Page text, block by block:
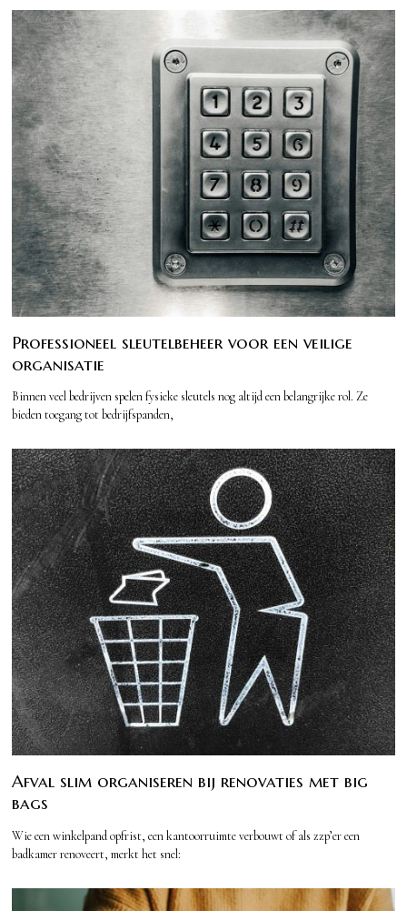
Professioneel sleutelbeheer voor een veilige
organisatie
Binnen veel bedrijven spelen fysieke sleutels nog altijd een belangrijke rol. Ze
bieden toegang tot bedrijfspanden,
Afval slim organiseren bij renovaties met big
bags
Wie een winkelpand opfrist, een kantoorruimte verbouwt of als zzp’er een
badkamer renoveert, merkt het snel: